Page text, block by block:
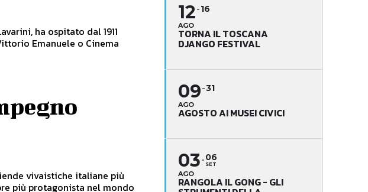
ha ospitato dal 1911
vivaistiche italiane più
12
AGO
16
TORNA IL TOSCANA
DJANGO FESTIVAL
09
AGO
31
AGOSTO AI MUSEI CIVICI
03
AGO
06
SET
RANGOLA IL GONG - GLI